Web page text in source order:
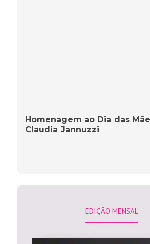
Homenagem ao Dia das
Claudia Jannuzzi
EDIÇÃO MENSAL